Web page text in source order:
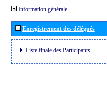
Information générale
Enregistrement des délégués
Liste finale des Participants